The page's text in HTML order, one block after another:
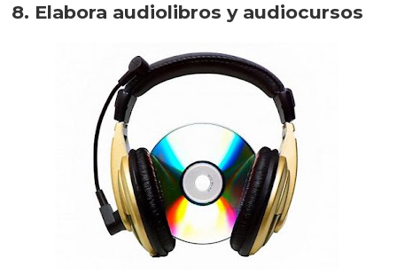
8. Elabora audiolibros y audiocursos